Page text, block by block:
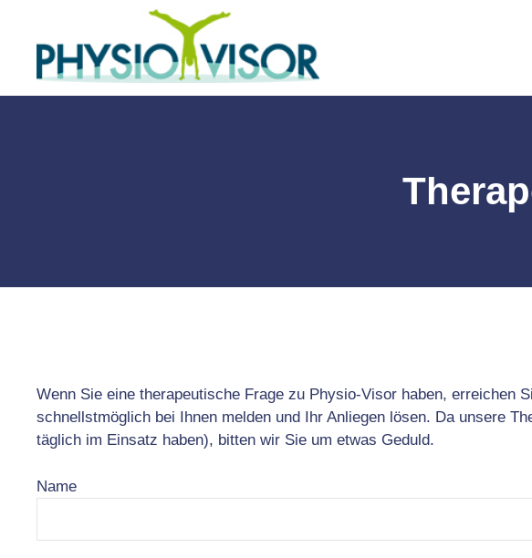
springen
Wenn Sie eine therapeutische Frage zu Physio-Visor haben,
schnellstmöglich bei Ihnen melden und Ihr Anliegen lösen. Da unsere
täglich im Einsatz haben), bitten wir Sie um etwas Geduld.
Name